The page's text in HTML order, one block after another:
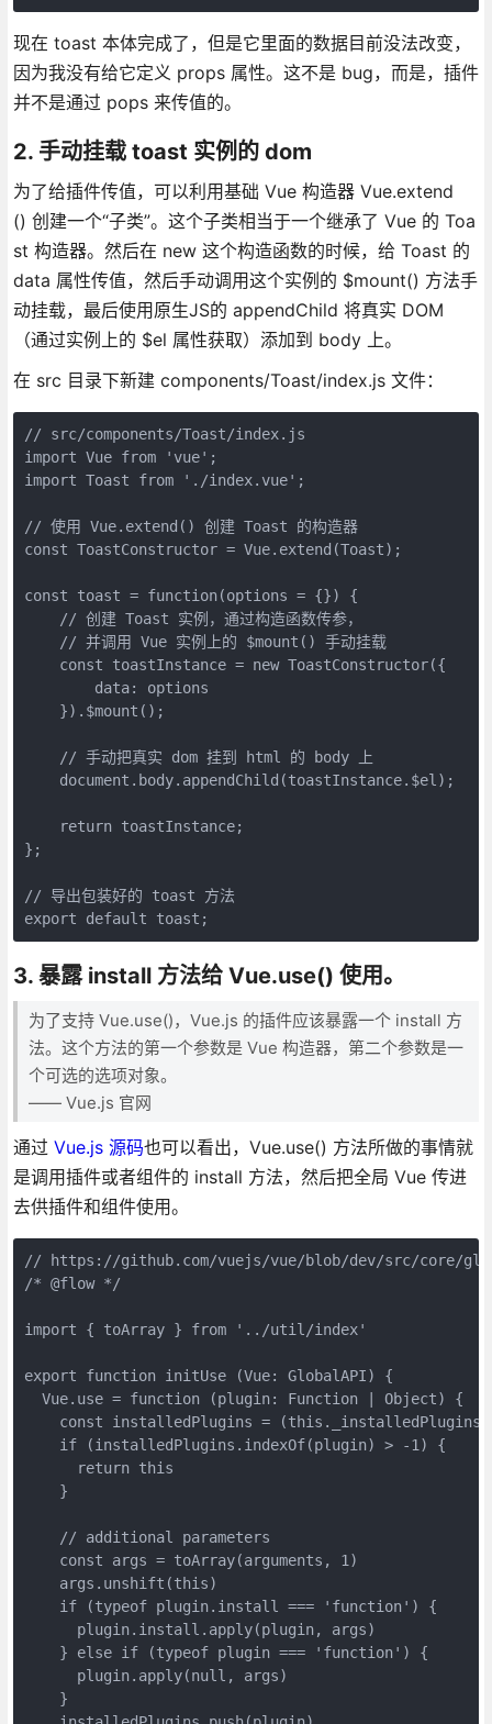
现在 toast 本体完成了，但是它里面的数据目前没法改变，
因为我没有给它定义 props 属性。这不是 bug，而是，插件
并不是通过 pops 来传值的。
2. 手动挂载 toast 实例的 dom
为了给插件传值，可以利用基础 Vue 构造器 Vue.extend
() 创建一个“子类”。这个子类相当于一个继承了 Vue 的 Toa
st 构造器。然后在 new 这个构造函数的时候，给 Toast 的
data 属性传值，然后手动调用这个实例的 $mount() 方法手
动挂载，最后使用原生JS的 appendChild 将真实 DOM
（通过实例上的 $el 属性获取）添加到 body 上。
在 src 目录下新建 components/Toast/index.js 文件：
// src/components/Toast/index.js
import Vue from 'vue';
import Toast from './index.vue';
// 使用 Vue.extend() 创建 Toast 的构造器
const ToastConstructor = Vue.extend(Toast);
const toast = function(options = {}) {
    // 创建 Toast 实例，通过构造函数传参，
    // 并调用 Vue 实例上的 $mount() 手动挂载
    const toastInstance = new ToastConstructor({
        data: options
    }).$mount();
    // 手动把真实 dom 挂到 html 的 body 上
    document.body.appendChild(toastInstance.$el);
    return toastInstance;
};
// 导出包装好的 toast 方法
export default toast;
3. 暴露 install 方法给 Vue.use() 使用。
为了支持 Vue.use()，Vue.js 的插件应该暴露一个 install 方
法。这个方法的第一个参数是 Vue 构造器，第二个参数是一
个可选的选项对象。
—— Vue.js 官网
通过 Vue.js 源码也可以看出，Vue.use() 方法所做的事情就
是调用插件或者组件的 install 方法，然后把全局 Vue 传进
去供插件和组件使用。
// https://github.com/vuejs/vue/blob/dev/src/core/
/* @flow */
import { toArray } from '../util/index'
export function initUse (Vue: GlobalAPI) {
  Vue.use = function (plugin: Function | Object) {
const installedPlugins = (this._installedPlugins
    if (installedPlugins.indexOf(plugin) > -1) {
      return this
    }
    // additional parameters
    const args = toArray(arguments, 1)
    args.unshift(this)
    if (typeof plugin.install === 'function') {
      plugin.install.apply(plugin, args)
    } else if (typeof plugin === 'function') {
      plugin.apply(null, args)
    }